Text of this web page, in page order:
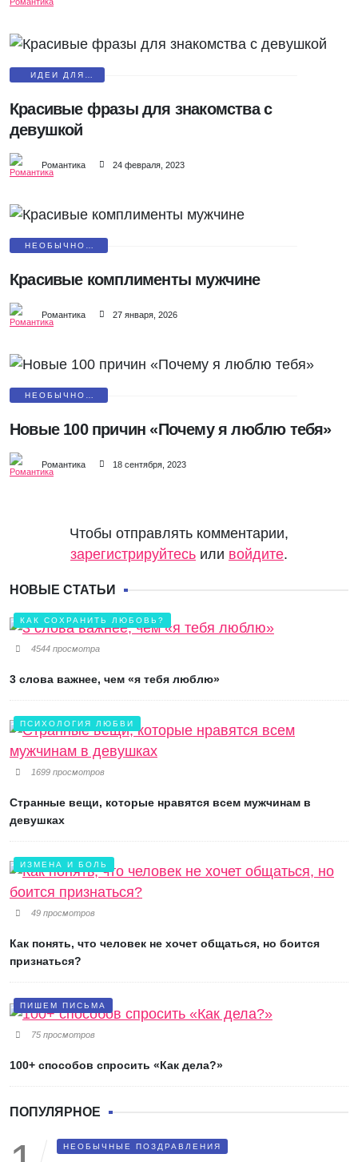
ИДЕИ ДЛЯ
Красивые фразы для знакомства с
девушкой
Романтика 24 февраля, 2023
НЕОБЫЧНОЕ
Красивые комплименты мужчине
Романтика 27 января, 2026
НЕОБЫЧНОЕ
Новые 100 причин «Почему я люблю тебя»
Романтика 18 сентября, 2023
Чтобы отправлять комментарии,
зарегистрируйтесь или войдите.
НОВЫЕ СТАТЬИ
КАК СОХРАНИТЬ ЛЮБОВЬ?
4544 просмотра
3 слова важнее, чем «я тебя люблю»
ПСИХОЛОГИЯ ЛЮБВИ
1699 просмотров
Странные вещи, которые нравятся всем мужчинам в
девушках
ИЗМЕНА И БОЛЬ
49 просмотров
Как понять, что человек не хочет общаться, но боится
признаться?
ПИШЕМ ПИСЬМА
75 просмотров
100+ способов спросить «Как дела?»
ПОПУЛЯРНОЕ
НЕОБЫЧНЫЕ ПОЗДРАВЛЕНИЯ